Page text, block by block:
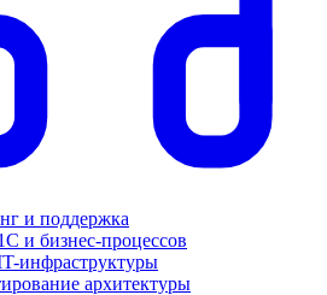
и поддержка
и бизнес-процессов
инфраструктуры
архитектуры